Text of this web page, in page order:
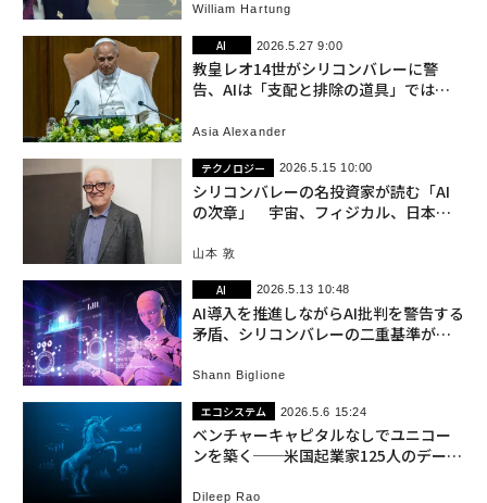
William Hartung
AI 2026.5.27 9:00
教皇レオ14世がシリコンバレーに警
告、AIは「支配と排除の道具」ではな
Asia Alexander
テクノロジー 2026.5.15 10:00
シリコンバレーの名投資家が読む「AI
の次章」 宇宙、フィジカル、日本の
山本 敦
AI 2026.5.13 10:48
AI導入を推進しながらAI批判を警告する
矛盾、シリコンバレーの二重基準が露
Shann Biglione
エコシステム 2026.5.6 15:24
ベンチャーキャピタルなしでユニコー
ンを築く──米国起業家125人のデータ
Dileep Rao